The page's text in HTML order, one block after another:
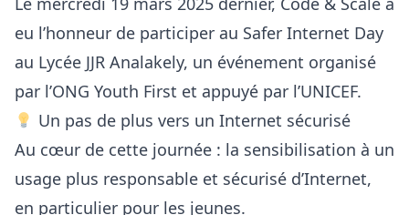
eu l’honneur de participer au Safer Internet Day
au Lycée JJR Analakely, un événement organisé
par l’ONG Youth First et appuyé par l’UNICEF.
Un pas de plus vers un Internet sécurisé
Au cœur de cette journée : la sensibilisation à un
usage plus responsable et sécurisé d’Internet,
en particulier pour les jeunes.